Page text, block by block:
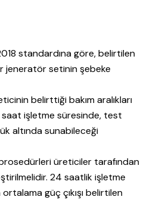
standardına göre, belirtilen
jeneratör setinin şebeke
belirttiği bakım aralıkları
saat işletme süresinde, test
altında sunabileceği
prosedürleri üreticiler tarafından
24 saatlik işletme
güç çıkışı belirtilen